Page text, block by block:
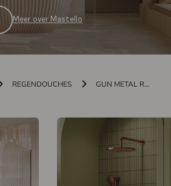
Meer over Mastello
REGENDOUCHES GUN METAL REGENDOUCHES